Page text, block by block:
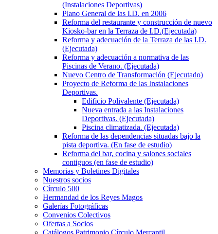
(Instalaciones Deportivas)
Plano General de las I.D. en 2006
Reforma del restaurante y construcción de nuevo
Kiosko-bar en la Terraza de I.D.(Ejecutada)
Reforma y adecuación de la Terraza de las I.D.
(Ejecutada)
Reforma y adecuación a normativa de las
Piscinas de Verano. (Ejecutada)
Nuevo Centro de Transformación (Ejecutado)
Proyecto de Reforma de las Instalaciones
Deportivas.
Edificio Polivalente (Ejecutada)
Nueva entrada a las Instalaciones
Deportivas. (Ejecutada)
Piscina climatizada. (Ejecutada)
Reforma de las dependencias situadas bajo la
pista deportiva. (En fase de estudio)
Reforma del bar, cocina y salones sociales
contiguos (en fase de estudio)
Memorias y Boletines Digitales
Nuestros socios
Círculo 500
Hermandad de los Reyes Magos
Galerías Fotográficas
Convenios Colectivos
Ofertas a Socios
Catálogos Patrimonio Círculo Mercantil